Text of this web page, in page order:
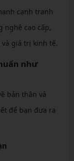
cạnh tranh
nghệ cao cấp,
giá trị kinh tế.
như
bản thân và
để bạn đưa ra